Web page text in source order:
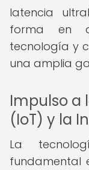
latencia
forma en
tecnología y
una amplia
Impulso a
(IoT) y la
La
fundamental